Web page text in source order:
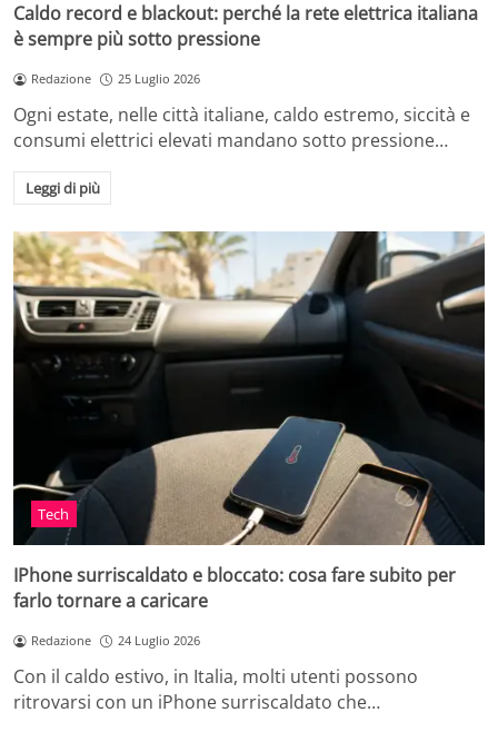
Caldo record e blackout: perché la rete elettrica italiana
è sempre più sotto pressione
Redazione 25 Luglio 2026
Ogni estate, nelle città italiane, caldo estremo, siccità e
consumi elettrici elevati mandano sotto pressione…
Leggi di più
Tech
IPhone surriscaldato e bloccato: cosa fare subito per
farlo tornare a caricare
Redazione 24 Luglio 2026
Con il caldo estivo, in Italia, molti utenti possono
ritrovarsi con un iPhone surriscaldato che…